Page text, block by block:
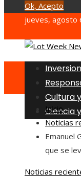
Ok, Acepto
jueves, agosto
Cultura
Ciencia
Inicio
Noticias
Emanuel
que se
Noticias